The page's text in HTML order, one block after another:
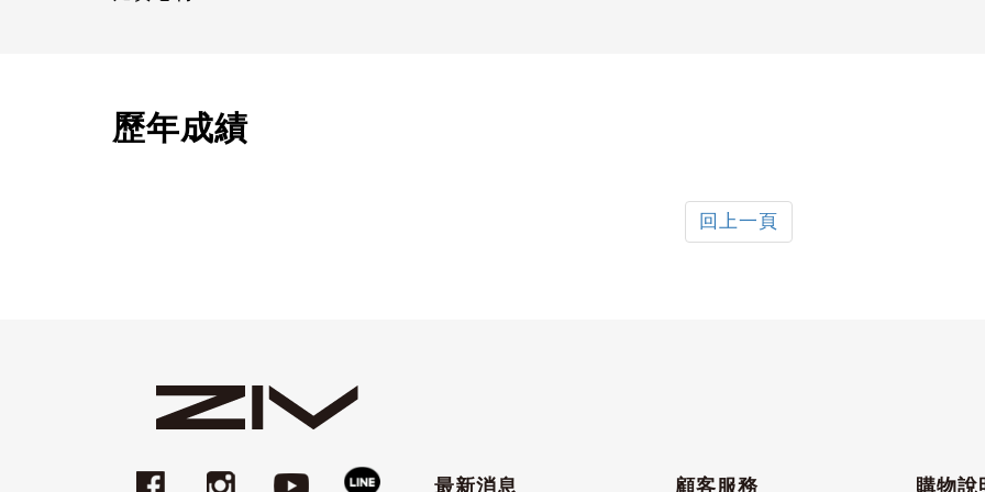
歷年成績
回上一頁
最新消息 顧客服務 購物說